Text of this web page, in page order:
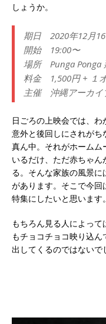
しょうか。
期日 2020年12月16
開始 19:00〜
場所 Punga Ponga
料金 1,500円 + １
主催 沖縄アーカイ
日ごろの上映会では、
意外と後回しにされがち
真ん中。それがホームム
いるだけ、ただ赤ちゃ
る。そんな家族の風景
があります。そこで今
特集にしたいと思います。
もちろん見る人によっ
もチョコチョコ映り込
出してくるのではないで